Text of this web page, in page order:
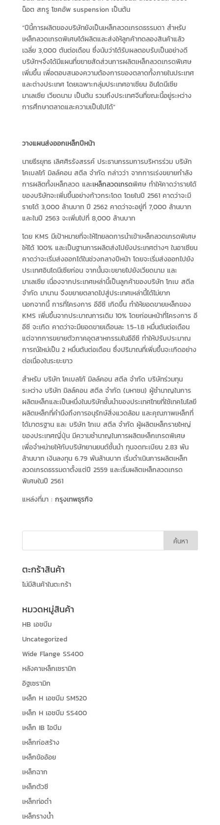
น็อต สกรู โชคอัพ suspension เป็นต้น
“ปีนี้การผลิตของบริษัทยังเป็นเหล็กลวดเกรดธรรมดา สำหรับ
เหล็กลวดเกรดพิเศษได้ผลิตและส่งให้ลูกค้าทดลองสินค้าแล้ว
เฉลี่ย 3,000 ตันต่อเดือน ซึ่งนับว่าได้รับผลตอบรับเป็นอย่างดี
บริษัทฯจึงได้มีแผนที่ขยายสัดส่วนการผลิตเหล็กลวดเกรดพิเศษ
เพิ่มขึ้น เพื่อตอบสนองความต้องการของตลาดทั้งภายในประเทศ
และต่างประเทศ โดยเฉพาะกลุ่มประเทศอาเซียน อินโดนีเซีย
มาเลเซีย เวียดนาม เป็นต้น รวมถึงประเทศจีนที่ขณะนี้อยู่ระหว่าง
การศึกษาตลาดและความเป็นไปได้”
วางแผนส่งออกเหล็กปีหน้า
นายธีรยุทธ เลิศศิรรังสรรค์ ประธานกรรมการบริหารร่วม บริษัท
โคเบลโก้ มิลล์คอน สตีล จำกัด กล่าวว่า จากการเร่งขยายกำลัง
การผลิตทั้งเหล็กลวด และเหล็กลวดเกรดพิศษ ทำให้คาดว่ารายได้
ของบริษัทจะเพิ่มขึ้นอย่างก้าวกระโดด โดยในปี 2561 คาดว่าจะมี
รายได้ 3,000 ล้านบาท ปี 2562 คาดว่าจะอยู่ที่ 7,000 ล้านบาท
และในปี 2563 จะเพิ่มไปที่ 8,000 ล้านบาท
โดย KMS มีเป้าหมายที่จะให้ไทยลดการนำเข้าเหล็กลวดเกรดพิเศษ
ให้ได้ 100% และเป็นฐานการผลิตส่งไปยังประเทศต่างๆ ในอาเซียน
คาดว่าจะเริ่มส่งออกได้ในช่วงกลางปีหน้า โดยจะเริ่มส่งออกไปยัง
ประเทศอินโดนีเซียก่อน จากนั้นจะขยายไปยังเวียดนาม และ
มาเลเซีย เนื่องจากประเทศเหล่านี้เป็นลูกค้าของบริษัท โกเบ สตีล
จำกัด มานาน จึงขยายตลาดไปสู่ประเทศเหล่านี้ได้ไม่ยาก
นอกจากนี้ การที่โครงการ อีอีซี เกิดขึ้น ทำให้ยอดขายเหล็กของ
KMS เพิ่มขึ้นจากประมาณการเดิม 10% โดยก่อนหน้าที่โครงการ อี
อีซี จะเกิด คาดว่าจะมียอดขายเดือนละ 1.5-1.8 หมื่นตันต่อเดือน
แต่จากการขยายตัวภาคอุตสาหกรรมในอีอีซี ทำให้ปรับประมาณ
การณ์ใหม่เป็น 2 หมื่นตันต่อเดือน ซึ่งปริมาณที่เพิ่มขึ้นจะเกิดอย่าง
ต่อเนื่องในระยะยาว
สำหรับ บริษัท โคเบลโก้ มิลล์คอน สตีล จำกัด บริษัทร่วมทุน
ระหว่าง บริษัท มิลล์คอน สตีล จำกัด (มหาชน) ผู้ชำนาญในการ
ผลิตเหล็กและเป็นหนึ่งในบริษัทชั้นนำของประเทศไทยที่ใช้เทคโนโลยี
ผลิตเหล็กที่คำนึงถึงการอนุรักษ์สิ่งแวดล้อม และคุณภาพเหล็กที่
ได้มาตรฐาน และ บริษัท โกเบ สตีล จำกัด ผู้ผลิตเหล็กรายใหญ่
ของประเทศญี่ปุ่น มีความชำนาญในการผลิตเหล็กเกรดพิเศษ
เพื่อจำหน่ายให้กับบริษัทยานยนต์ชั้นนำ ทุนจดทะเบียน 2.83 พัน
ล้านบาท เงินลงทุน 6.79 พันล้านบาท เริ่มดำเนินการผลิตเหล็ก
ลวดเกรดธรรมดาตั้งแต่ปี 2559 และเริ่มผลิตเหล็กลวดเกรด
พิเศษในปี 2561
แหล่งที่มา : กรุงเทพธุรกิจ
ตะกร้าสินค้า
ไม่มีสินค้าในตะกร้า
หมวดหมู่สินค้า
HB เอชบีม
Uncategorized
Wide Flange SS400
หลังคาเหล็กเซรามิก
อิฐเซรามิก
เหล็ก H เอชบีม SM520
เหล็ก H เอชบีม SS400
เหล็ก IB ไอบีม
เหล็กก่อสร้าง
เหล็กข้ออ้อย
เหล็กฉาก
เหล็กตัวซี
เหล็กท่อดำ
เหล็กรางน้ำ